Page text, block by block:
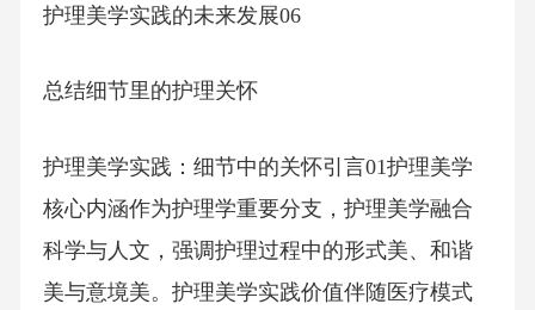
护理美学实践的未来发展06
总结细节里的护理关怀
护理美学实践：细节中的关怀引言01护理美学
核心内涵作为护理学重要分支，护理美学融合
科学与人文，强调护理过程中的形式美、和谐
美与意境美。护理美学实践价值伴随医疗模式